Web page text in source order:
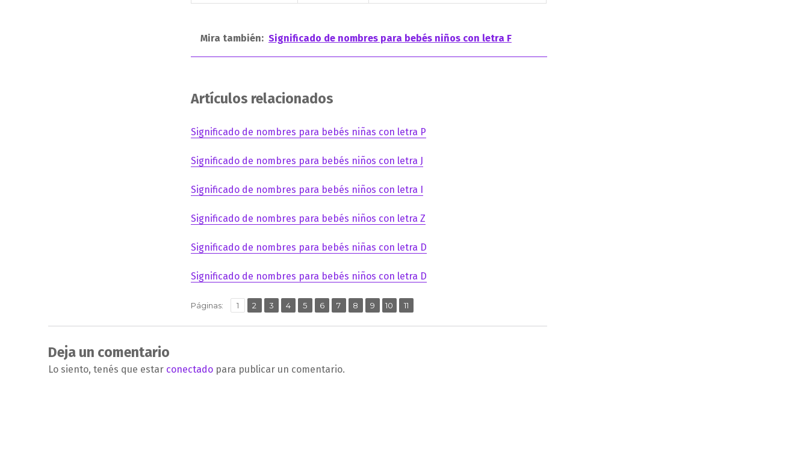
Mira también: Significado de nombres para bebés niños con letra F
Artículos relacionados
Significado de nombres para bebés niñas con letra P
Significado de nombres para bebés niños con letra J
Significado de nombres para bebés niños con letra I
Significado de nombres para bebés niños con letra Z
Significado de nombres para bebés niñas con letra D
Significado de nombres para bebés niños con letra D
Páginas: Página
1 ,
Página
2 ,Página
3 ,
Página
4 ,Página
5 ,Página
6 ,
Página
7 ,
Página
8 ,
Página
9 ,
Página
10 ,
Página
11
Deja un comentario
Lo siento, tenés que estar conectado para publicar un comentario.